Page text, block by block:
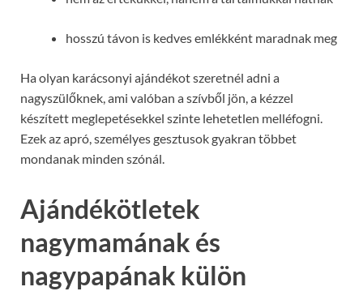
hosszú távon is kedves emlékként maradnak meg
Ha olyan karácsonyi ajándékot szeretnél adni a
nagyszülőknek, ami valóban a szívből jön, a kézzel
készített meglepetésekkel szinte lehetetlen melléfogni.
Ezek az apró, személyes gesztusok gyakran többet
mondanak minden szónál.
Ajándékötletek
nagymamának és
nagypapának külön